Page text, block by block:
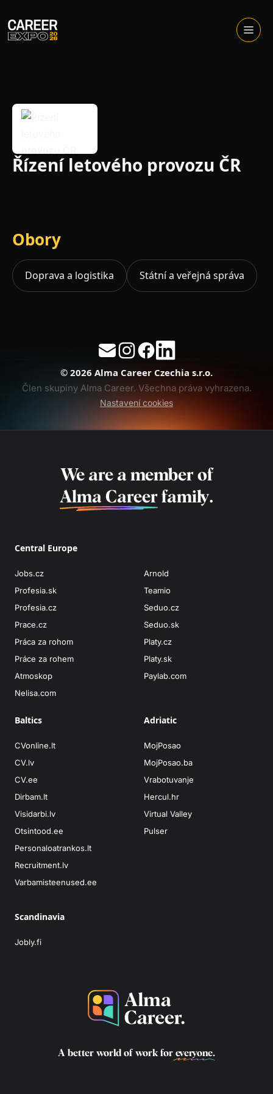
to
content
Otevřít
menu
Řízení letového provozu ČR
Obory
Doprava a logistika Státní a veřejná správa
© 2026 Alma Career Czechia s.r.o.
Člen skupiny Alma Career. Všechna práva vyhrazena.
Nastavení cookies
We are a member of
Alma Career family.
Central Europe
Jobs.cz
Profesia.sk
Profesia.cz
Prace.cz
Práca za rohom
Práce za rohem
Atmoskop
Nelisa.com
Arnold
Teamio
Seduo.cz
Seduo.sk
Platy.cz
Platy.sk
Paylab.com
Baltics
CVonline.lt
CV.lv
CV.ee
Dirbam.lt
Visidarbi.lv
Otsintood.ee
Personaloatrankos.lt
Recruitment.lv
Varbamisteenused.ee
Adriatic
MojPosao
MojPosao.ba
Vrabotuvanje
Hercul.hr
Virtual Valley
Pulser
Scandinavia
Jobly.fi
A better world of work for everyone.